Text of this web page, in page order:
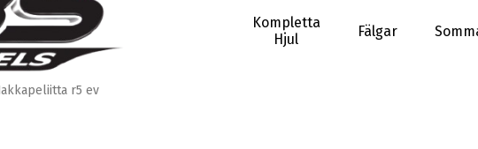
Kompletta
Hjul
Fälgar
r5 ev